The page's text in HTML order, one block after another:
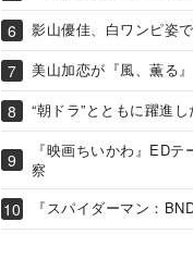
影山優佳、白ワンピ姿
美山加恋が『風、薫る
“朝ドラ”とともに躍進
『映画ちいかわ』ED
察
『スパイダーマン：